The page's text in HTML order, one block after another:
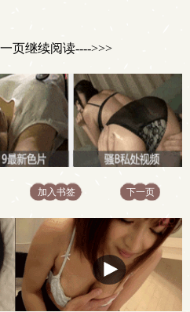
页继续阅读---->>>
加入书签 下一页